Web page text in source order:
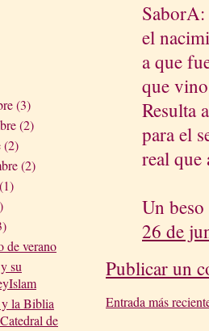
(3)
(2)
(2)
(2)
(1)
de verano
su
y la Biblia
de
el
a que
que
Resulta
para el
real que
Un beso
26 de
Publicar un
Entrada más